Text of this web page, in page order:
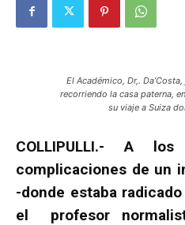
El Académico, Dr,.
recorriendo la casa paterna,
su viaje a Suiza
COLLIPULLI.- A
complicaciones de un
-donde estaba
el profesor